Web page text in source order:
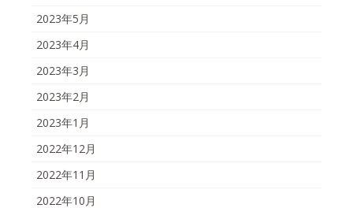
2023年5月
2023年4月
2023年3月
2023年2月
2023年1月
2022年12月
2022年11月
2022年10月